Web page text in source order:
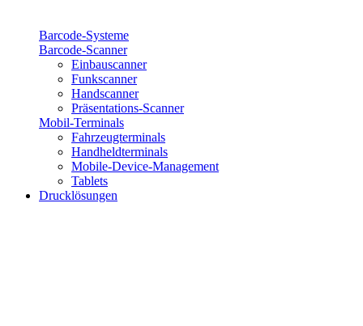
Barcode-Systeme
Barcode-Scanner
Einbauscanner
Funkscanner
Handscanner
Präsentations-Scanner
Mobil-Terminals
Fahrzeugterminals
Handheldterminals
Mobile-Device-Management
Tablets
Drucklösungen